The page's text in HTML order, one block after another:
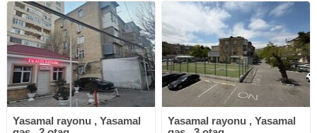
Yasamal rayonu , Yasamal
Yasamal rayonu , Yasamal